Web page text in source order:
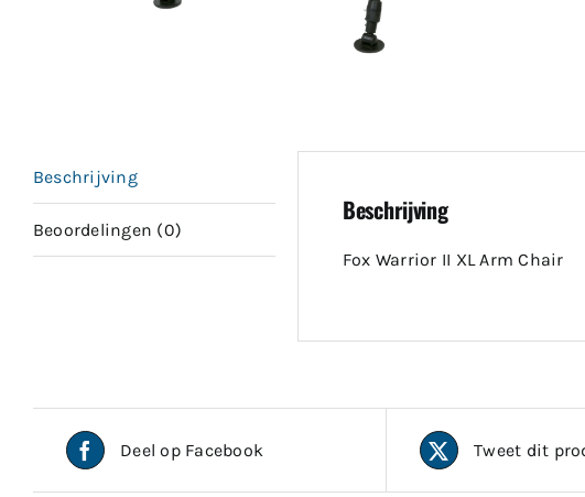
Beschrijving
Beoordelingen (0)
Beschrijving
Fox Warrior II XL Arm Chair
Deel op Facebook Tweet dit